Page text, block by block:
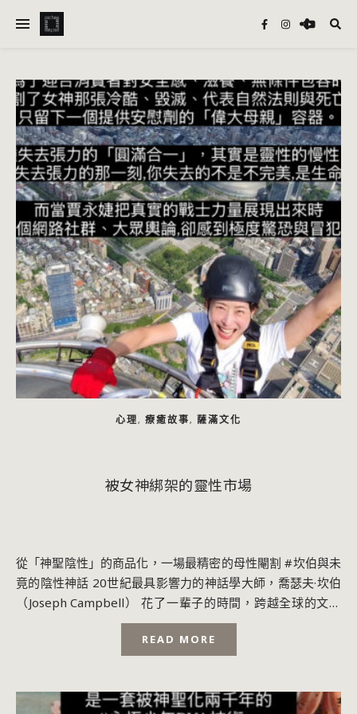
心理, 療癒故事, 薩滿文化
被女神綁架的靈性市場
從「神聖陰性」的商品化，一場最精密的母性閹割 #坎伯與未
竟的陰性神話 20世紀最具影響力的神話學大師，喬瑟夫·坎伯
（Joseph Campbell） 花了一輩子的時間，跨越全球的文明
廢墟，梳理出人類心...
READ MORE